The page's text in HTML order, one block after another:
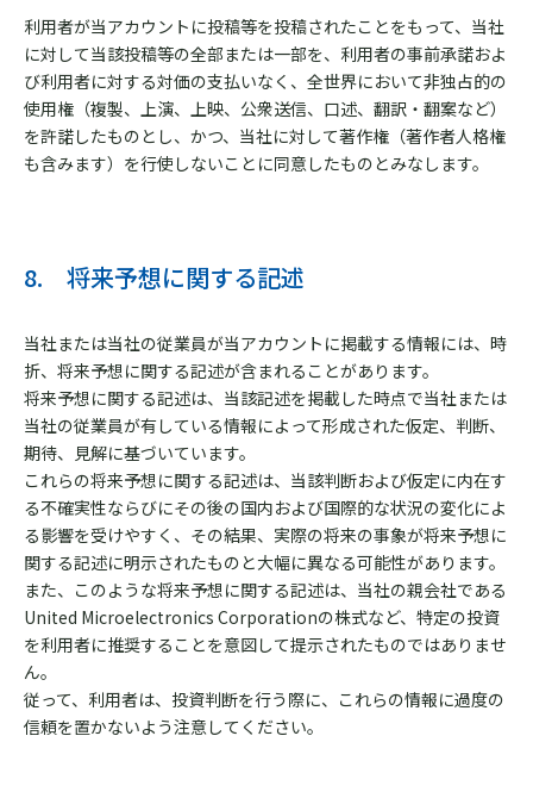
利用者が当アカウントに投稿等を投稿されたことをもって、当社
に対して当該投稿等の全部または一部を、利用者の事前承諾およ
び利用者に対する対価の支払いなく、全世界において非独占的の
使用権（複製、上演、上映、公衆送信、口述、翻訳・翻案など）
を許諾したものとし、かつ、当社に対して著作権（著作者人格権
も含みます）を行使しないことに同意したものとみなします。
8. 将来予想に関する記述
当社または当社の従業員が当アカウントに掲載する情報には、時
折、将来予想に関する記述が含まれることがあります。
将来予想に関する記述は、当該記述を掲載した時点で当社または
当社の従業員が有している情報によって形成された仮定、判断、
期待、見解に基づいています。
これらの将来予想に関する記述は、当該判断および仮定に内在す
る不確実性ならびにその後の国内および国際的な状況の変化によ
る影響を受けやすく、その結果、実際の将来の事象が将来予想に
関する記述に明示されたものと大幅に異なる可能性があります。
また、このような将来予想に関する記述は、当社の親会社である
United Microelectronics Corporationの株式など、特定の投資
を利用者に推奨することを意図して提示されたものではありませ
ん。
従って、利用者は、投資判断を行う際に、これらの情報に過度の
信頼を置かないよう注意してください。